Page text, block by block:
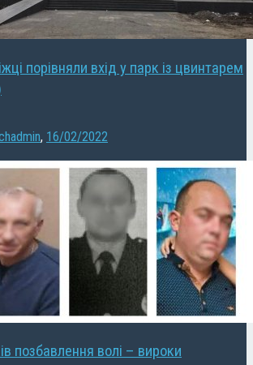
порівняли вхід у парк із цвинтарем
, 16/02/2022
позбавлення волі – вироки